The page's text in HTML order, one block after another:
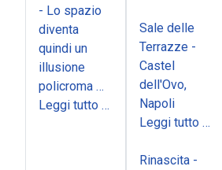
- Lo spazio
diventa
quindi un
illusione
policroma …
Leggi tutto …
Sale delle
Terrazze -
Castel
dell'Ovo,
Napoli
Leggi tutto …
Rinascita -